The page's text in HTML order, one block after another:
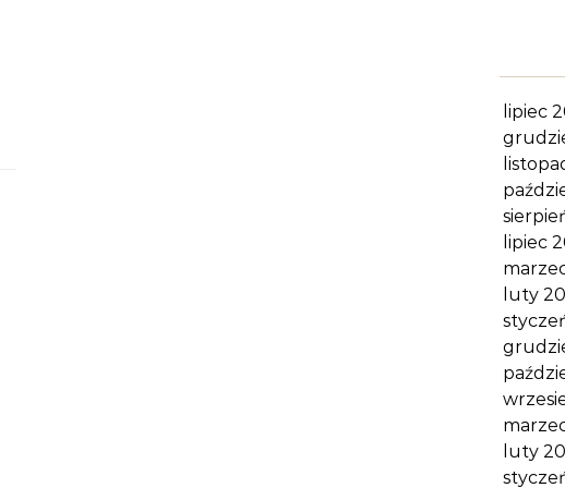
lipiec
lipiec
luty
luty